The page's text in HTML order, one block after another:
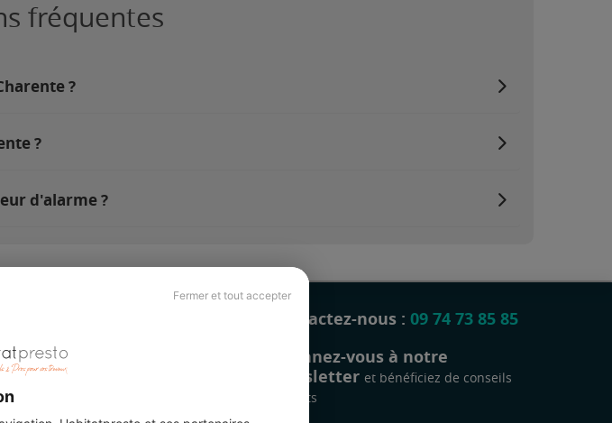
Fermer et tout accepter
fréquentes
?
?
d'alarme ?
Contactez-nous : 09 74 73 85 85
Abonnez-vous à notre
newsletter et bénéficiez de conseils
gratuits